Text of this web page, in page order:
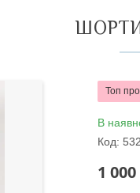
Топ
В
Код: 532
1 000